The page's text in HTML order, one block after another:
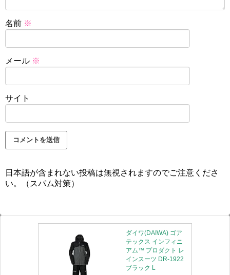
名前 ※
メール ※
サイト
日本語が含まれない投稿は無視されますのでご注意くださ
い。（スパム対策）
ダイワ(DAIWA) ゴア
テックス インフィニ
アム™ プロダクト レ
インスーツ DR-1922
ブラック L